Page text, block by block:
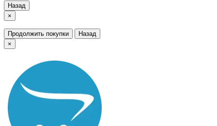
Назад
×
Продолжить покупки
Назад
×